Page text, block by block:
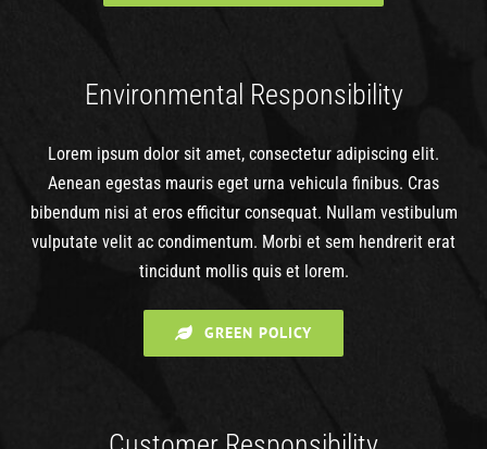
Environmental Responsibility
Lorem ipsum dolor sit amet, consectetur adipiscing elit.
Aenean egestas mauris eget urna vehicula finibus. Cras
bibendum nisi at eros efficitur consequat. Nullam vestibulum
vulputate velit ac condimentum. Morbi et sem hendrerit erat
tincidunt mollis quis et lorem.
GREEN POLICY